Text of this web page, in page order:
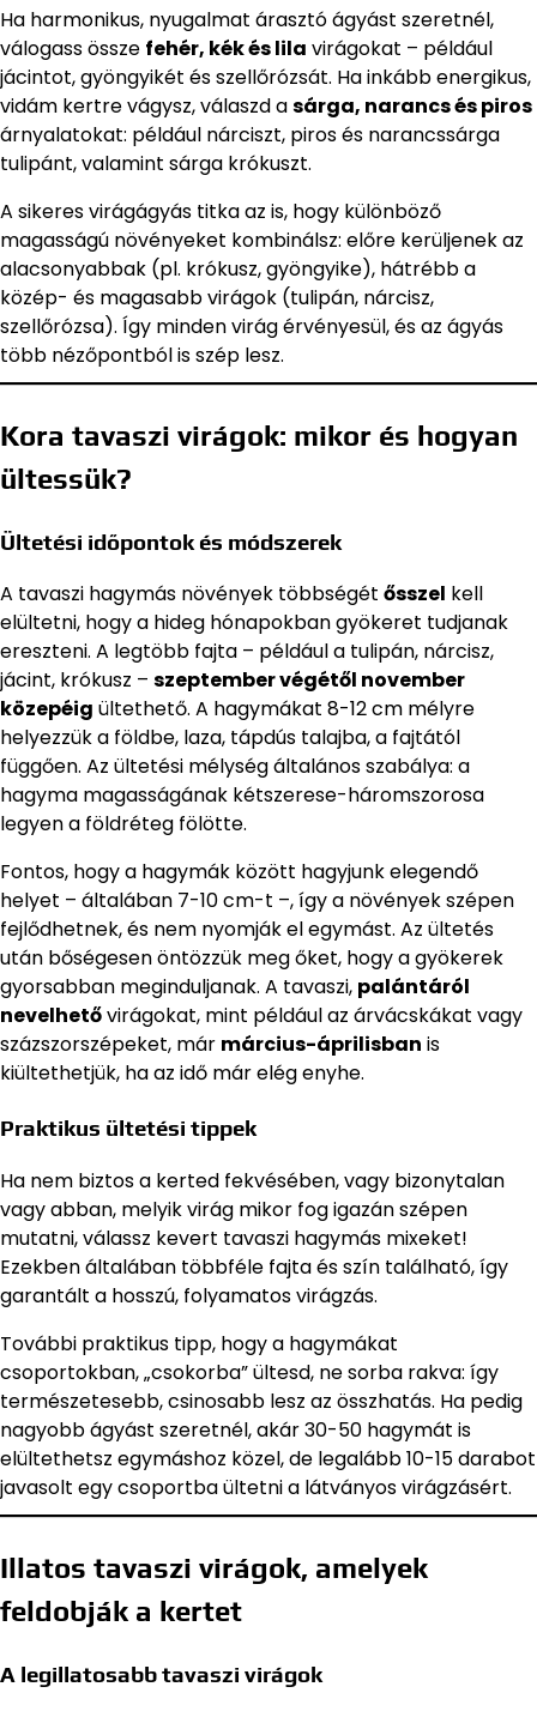
Ha harmonikus, nyugalmat árasztó ágyást szeretnél,
válogass össze fehér, kék és lila virágokat – például
jácintot, gyöngyikét és szellőrózsát. Ha inkább energikus,
vidám kertre vágysz, válaszd asárga, narancs és piros
árnyalatokat: például nárciszt, piros és narancssárga
tulipánt, valamint sárga krókuszt.
A sikeres virágágyás titka az is, hogy különböző
magasságú növényeket kombinálsz: előre kerüljenek az
alacsonyabbak (pl. krókusz, gyöngyike), hátrébb a
közép- és magasabb virágok (tulipán, nárcisz,
szellőrózsa). Így minden virág érvényesül, és az ágyás
több nézőpontból is szép lesz.
Kora tavaszi virágok: mikor és hogyan
ültessük?
Ültetési időpontok és módszerek
A tavaszi hagymás növények többségét ősszel kell
elültetni, hogy a hideg hónapokban gyökeret tudjanak
ereszteni. A legtöbb fajta – például a tulipán, nárcisz,
jácint, krókusz – szeptember végétől november
közepéig ültethető. A hagymákat 8-12 cm mélyre
helyezzük a földbe, laza, tápdús talajba, a fajtától
függően. Az ültetési mélység általános szabálya: a
hagyma magasságának kétszerese-háromszorosa
legyen a földréteg fölötte.
Fontos, hogy a hagymák között hagyjunk elegendő
helyet – általában 7-10 cm-t –, így a növények szépen
fejlődhetnek, és nem nyomják el egymást. Az ültetés
után bőségesen öntözzük meg őket, hogy a gyökerek
gyorsabban meginduljanak. A tavaszi, palántáról
nevelhetővirágokat, mint például az árvácskákat vagy
százszorszépeket, már március-áprilisban is
kiültethetjük, ha az idő már elég enyhe.
Praktikus ültetési tippek
Ha nem biztos a kerted fekvésében, vagy bizonytalan
vagy abban, melyik virág mikor fog igazán szépen
mutatni, válassz kevert tavaszi hagymás mixeket!
Ezekben általában többféle fajta és szín található, így
garantált a hosszú, folyamatos virágzás.
További praktikus tipp, hogy a hagymákat
csoportokban, „csokorba” ültesd, ne sorba rakva: így
természetesebb, csinosabb lesz az összhatás. Ha pedig
nagyobb ágyást szeretnél, akár 30-50 hagymát is
elültethetsz egymáshoz közel, de legalább 10-15 darabot
javasolt egy csoportba ültetni a látványos virágzásért.
Illatos tavaszi virágok, amelyek
feldobják a kertet
A legillatosabb tavaszi virágok